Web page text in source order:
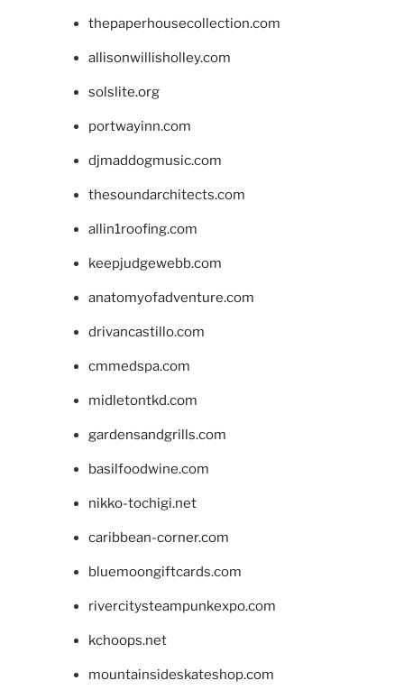
thepaperhousecollection.com
allisonwillisholley.com
solslite.org
portwayinn.com
djmaddogmusic.com
thesoundarchitects.com
allin1roofing.com
keepjudgewebb.com
anatomyofadventure.com
drivancastillo.com
cmmedspa.com
midletontkd.com
gardensandgrills.com
basilfoodwine.com
nikko-tochigi.net
caribbean-corner.com
bluemoongiftcards.com
rivercitysteampunkexpo.com
kchoops.net
mountainsideskateshop.com